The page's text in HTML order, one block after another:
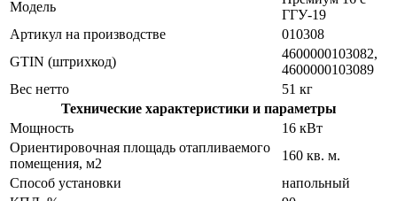
Модель
ГГУ-19
Артикул на производстве
010308
GTIN (штрихкод)
4600000103082,
4600000103089
Вес нетто
51 кг
Технические характеристики и параметры
Мощность
16 кВт
Ориентировочная площадь отапливаемого
помещения, м2
160 кв. м.
Способ установки
напольный